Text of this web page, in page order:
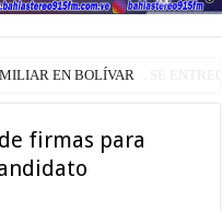
POLICIAL SE
firmas para